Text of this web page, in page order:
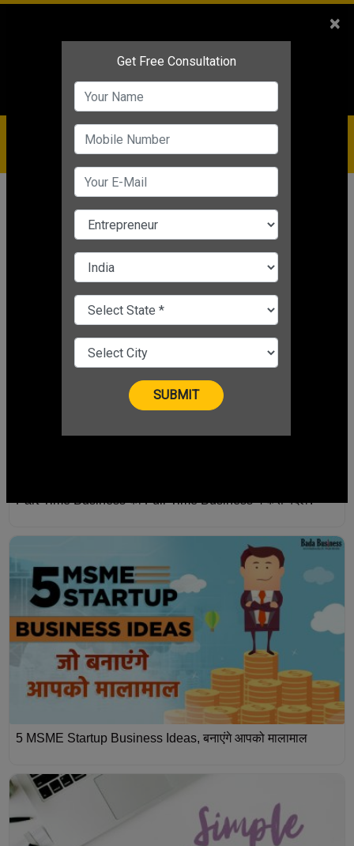
Service
IBC+91-9910344443
care@badabusiness.com
919810544443
Innovative Startup Ideas
INNOVATIVE STARTUP IDEAS
CHANGE LANGUAGE
Part-Time Business को Full-Time Business में कैसे बदलें?
5 MSME Startup Business Ideas, बनाएंगे आपको मालामाल
×